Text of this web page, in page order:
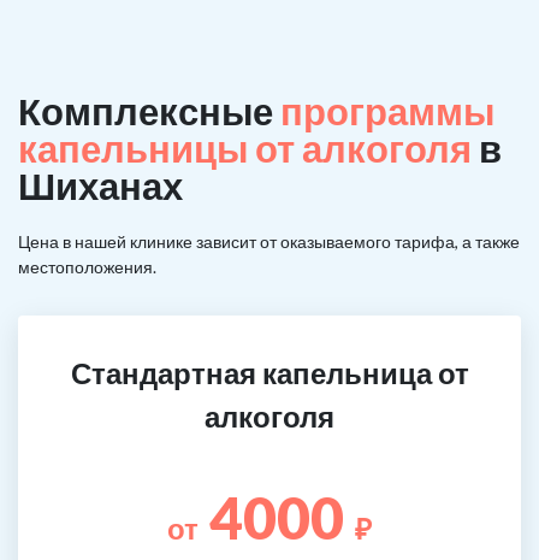
Комплексные программы
капельницы от алкоголя в
Шиханах
Цена в нашей клинике зависит от оказываемого тарифа, а также
местоположения.
Стандартная капельница от
алкоголя
от 4000 ₽